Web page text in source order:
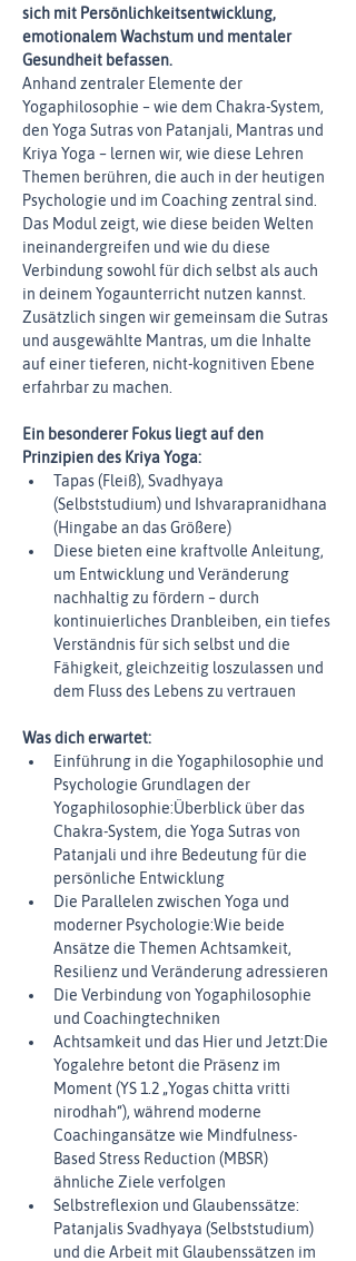
sich mit Persönlichkeitsentwicklung,
emotionalem Wachstum und mentaler
Gesundheit befassen.
Anhand zentraler Elemente der
Yogaphilosophie – wie dem Chakra-System,
den Yoga Sutras von Patanjali, Mantras und
Kriya Yoga – lernen wir, wie diese Lehren
Themen berühren, die auch in der heutigen
Psychologie und im Coaching zentral sind.
Das Modul zeigt, wie diese beiden Welten
ineinandergreifen und wie du diese
Verbindung sowohl für dich selbst als auch
in deinem Yogaunterricht nutzen kannst.
Zusätzlich singen wir gemeinsam die Sutras
und ausgewählte Mantras, um die Inhalte
auf einer tieferen, nicht-kognitiven Ebene
erfahrbar zu machen.
Ein besonderer Fokus liegt auf den
Prinzipien des Kriya Yoga:
Tapas (Fleiß), Svadhyaya
(Selbststudium) und Ishvarapranidhana
(Hingabe an das Größere)
Diese bieten eine kraftvolle Anleitung,
um Entwicklung und Veränderung
nachhaltig zu fördern – durch
kontinuierliches Dranbleiben, ein tiefes
Verständnis für sich selbst und die
Fähigkeit, gleichzeitig loszulassen und
dem Fluss des Lebens zu vertrauen
Was dich erwartet:
Einführung in die Yogaphilosophie und
Psychologie Grundlagen der
Yogaphilosophie:Überblick über das
Chakra-System, die Yoga Sutras von
Patanjali und ihre Bedeutung für die
persönliche Entwicklung
Die Parallelen zwischen Yoga und
moderner Psychologie:Wie beide
Ansätze die Themen Achtsamkeit,
Resilienz und Veränderung adressieren
Die Verbindung von Yogaphilosophie
und Coachingtechniken
Achtsamkeit und das Hier und Jetzt:Die
Yogalehre betont die Präsenz im
Moment (YS 1.2 „Yogas chitta vritti
nirodhah“), während moderne
Coachingansätze wie Mindfulness-
Based Stress Reduction (MBSR)
ähnliche Ziele verfolgen
Selbstreflexion und Glaubenssätze:
Patanjalis Svadhyaya (Selbststudium)
und die Arbeit mit Glaubenssätzen im